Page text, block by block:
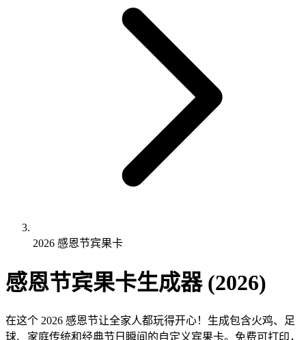
2026 感恩节宾果卡
感恩节宾果卡生成器 (2026)
在这个 2026 感恩节让全家人都玩得开心！生成包含火鸡、足
球、家庭传统和经典节日瞬间的自定义宾果卡。免费可打印，